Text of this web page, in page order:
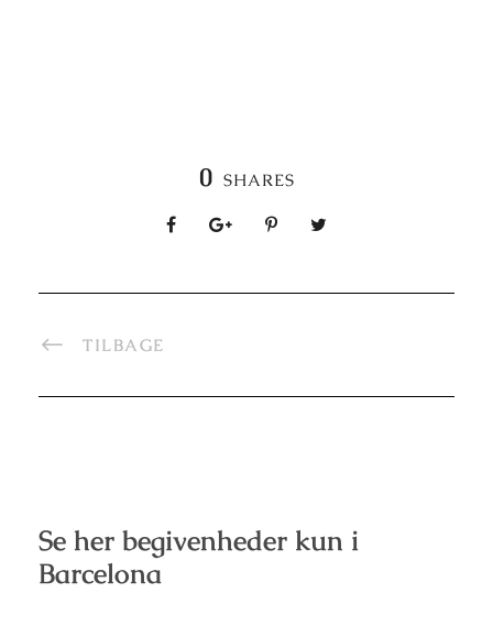
0 SHARES
TILBAGE
Se her begivenheder kun i
Barcelona